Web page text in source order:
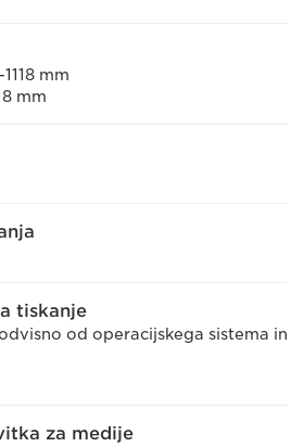
mm
mm
tiskanje
od operacijskega sistema in
za medije